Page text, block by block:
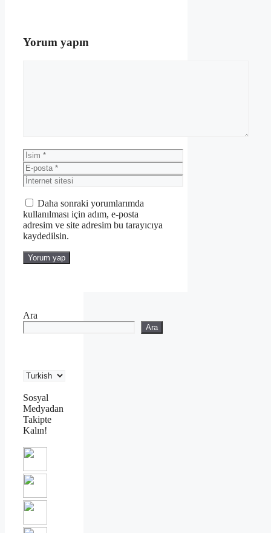
Yorum yapın
İsim
E-
posta
İnternet
sitesi
Daha sonraki yorumlarımda
kullanılması için adım, e-posta
adresim ve site adresim bu tarayıcıya
kaydedilsin.
Ara
Ara
Sosyal
Medyadan
Takipte
Kalın!